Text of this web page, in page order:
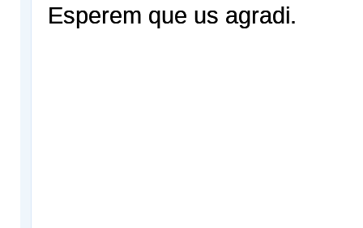
Esperem que us agradi.